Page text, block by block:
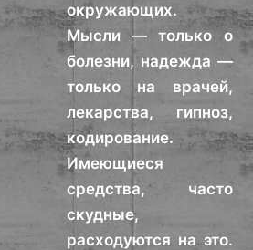
окружающих.
Мысли — только о
болезни, надежда —
только на врачей,
лекарства, гипноз,
кодирование.
Имеющиеся
средства, часто
скудные,
расходуются на это.